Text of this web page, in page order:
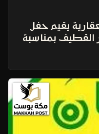
يقيم حفل
القطيف بمناسبة